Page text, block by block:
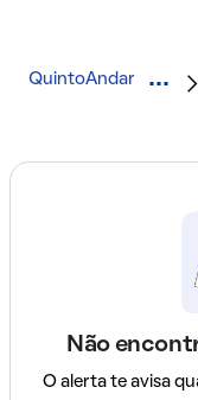
QuintoAndar
Não
O alerta te avisa